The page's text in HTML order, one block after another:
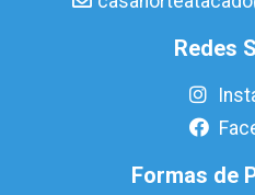
Redes
Formas de